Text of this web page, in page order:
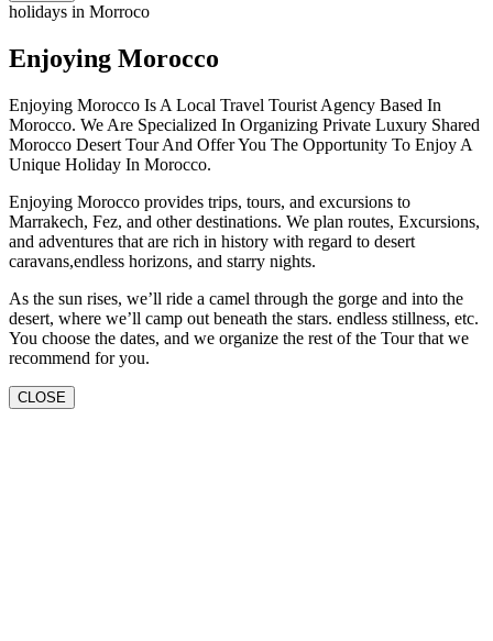
holidays in Morroco
Enjoying Morocco
Enjoying Morocco Is A Local Travel Tourist Agency Based In
Morocco. We Are Specialized In Organizing Private Luxury Shared
Morocco Desert Tour And Offer You The Opportunity To Enjoy A
Unique Holiday In Morocco.
Enjoying Morocco provides trips, tours, and excursions to
Marrakech, Fez, and other destinations. We plan routes, Excursions,
and adventures that are rich in history with regard to desert
caravans,endless horizons, and starry nights.
As the sun rises, we’ll ride a camel through the gorge and into the
desert, where we’ll camp out beneath the stars. endless stillness, etc.
You choose the dates, and we organize the rest of the Tour that we
recommend for you.
CLOSE